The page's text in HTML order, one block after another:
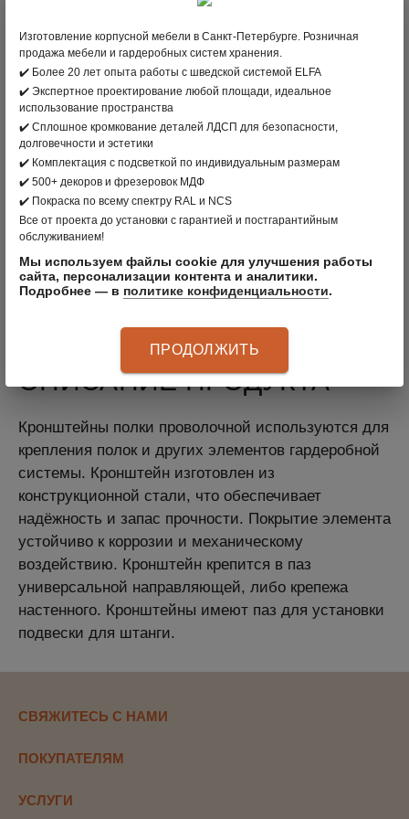
В КОРЗИНУ
вернуться в раздел
ПРОИЗВОДИТЕЛЬ:CLÄDER
АРТИКУЛ:30105080
ОПИСАНИЕ ПРОДУКТА
Кронштейны полки проволочной используются для
крепления полок и других элементов гардеробной
системы. Кронштейн изготовлен из
конструкционной стали, что обеспечивает
надёжность и запас прочности. Покрытие элемента
устойчиво к коррозии и механическому
воздействию. Кронштейн крепится в паз
универсальной направляющей, либо крепежа
настенного. Кронштейны имеют паз для установки
подвески для штанги.
СВЯЖИТЕСЬ С НАМИ
ПОКУПАТЕЛЯМ
УСЛУГИ
Изготовление корпусной мебели в Санкт-Петербурге. Розничная
продажа мебели и гардеробных систем хранения.
✔️ Более 20 лет опыта работы с шведской системой ELFA
✔️ Экспертное проектирование любой площади, идеальное
использование пространства
✔️ Сплошное кромкование деталей ЛДСП для безопасности,
долговечности и эстетики
✔️ Комплектация с подсветкой по индивидуальным размерам
✔️ 500+ декоров и фрезеровок МДФ
✔️ Покраска по всему спектру RAL и NCS
Все от проекта до установки с гарантией и постгарантийным
обслуживанием!
Мы используем файлы cookie для улучшения работы
сайта, персонализации контента и аналитики.
Подробнее — в политике конфиденциальности.
ПРОДОЛЖИТЬ